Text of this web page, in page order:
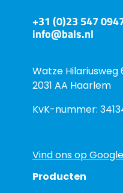
+31 (0)23 547
info@bals.nl
Watze Hilariusweg
2031 AA Haarlem
KvK-nummer:
Vind ons op Google
Producten